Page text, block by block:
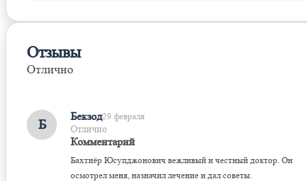
Отзывы
Отлично
Б
Бекзод29 февраля
Отлично
Комментарий
Бахтиёр Юсупджонович вежливый и честный доктор. Он
осмотрел меня, назначил лечение и дал советы.